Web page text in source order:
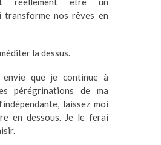
transforme nos rêves en
la dessus.
envie que je continue à
pérégrinations de ma
laissez moi
en dessous. Je le ferai